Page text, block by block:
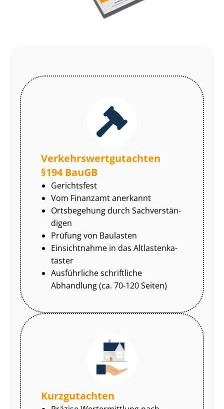
Ver­kehrs­wert­gut­ach­ten
§194 BauGB
Gerichtsfest
Vom Finanzamt anerkannt
Ortsbegehung durch Sach­ver­stän­
di­gen
Prüfung von Baulasten
Einsichtnahme in das Alt­las­ten­ka­
tas­ter
Ausführliche schriftliche
Abhandlung (ca. 70-120 Seiten)
Kurzgutachten